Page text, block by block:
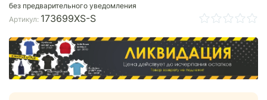
без предварительного уведомления
Артикул: 173699XS-S